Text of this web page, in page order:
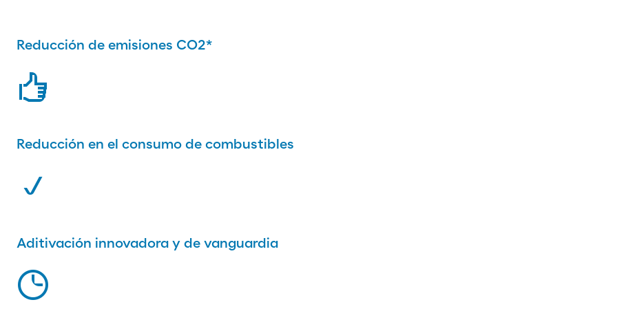
Reducción de emisiones CO2*
Reducción en el consumo de combustibles
Aditivación innovadora y de vanguardia